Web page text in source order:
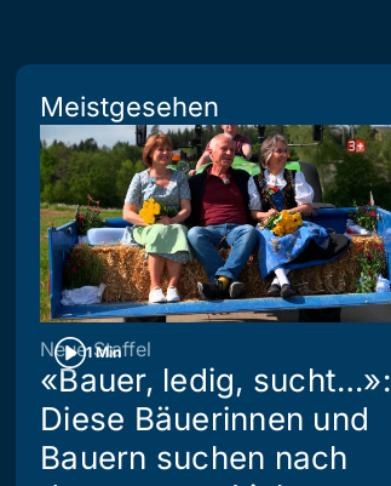
Meistgesehen
1 Min
Neue Staffel
«Bauer, ledig, sucht…»:
Diese Bäuerinnen und
Bauern suchen nach